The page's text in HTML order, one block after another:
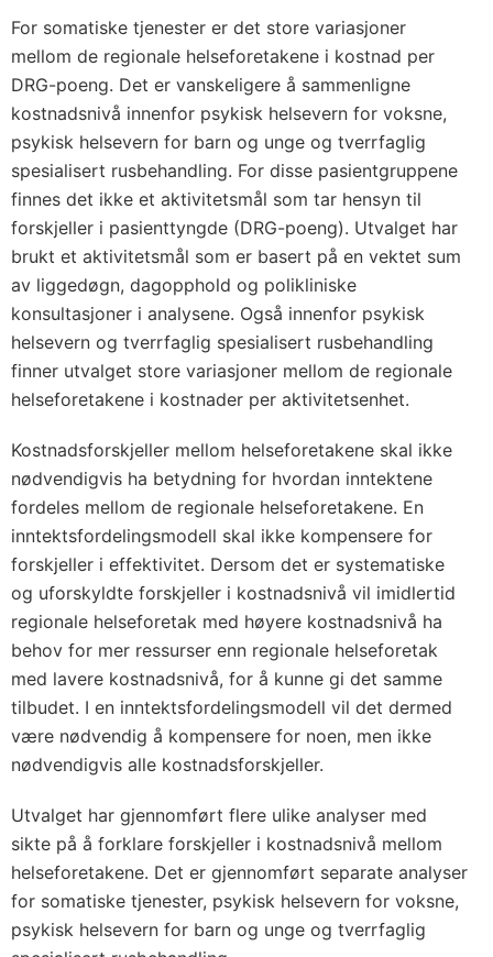
For somatiske tjenester er det store variasjoner
mellom de regionale helseforetakene i kostnad per
DRG-poeng. Det er vanskeligere å sammenligne
kostnadsnivå innenfor psykisk helsevern for voksne,
psykisk helsevern for barn og unge og tverrfaglig
spesialisert rusbehandling. For disse pasientgruppene
finnes det ikke et aktivitetsmål som tar hensyn til
forskjeller i pasienttyngde (DRG-poeng). Utvalget har
brukt et aktivitetsmål som er basert på en vektet sum
av liggedøgn, dagopphold og polikliniske
konsultasjoner i analysene. Også innenfor psykisk
helsevern og tverrfaglig spesialisert rusbehandling
finner utvalget store variasjoner mellom de regionale
helseforetakene i kostnader per aktivitetsenhet.
Kostnadsforskjeller mellom helseforetakene skal ikke
nødvendigvis ha betydning for hvordan inntektene
fordeles mellom de regionale helseforetakene. En
inntektsfordelingsmodell skal ikke kompensere for
forskjeller i effektivitet. Dersom det er systematiske
og uforskyldte forskjeller i kostnadsnivå vil imidlertid
regionale helseforetak med høyere kostnadsnivå ha
behov for mer ressurser enn regionale helseforetak
med lavere kostnadsnivå, for å kunne gi det samme
tilbudet. I en inntektsfordelingsmodell vil det dermed
være nødvendig å kompensere for noen, men ikke
nødvendigvis alle kostnadsforskjeller.
Utvalget har gjennomført flere ulike analyser med
sikte på å forklare forskjeller i kostnadsnivå mellom
helseforetakene. Det er gjennomført separate analyser
for somatiske tjenester, psykisk helsevern for voksne,
psykisk helsevern for barn og unge og tverrfaglig